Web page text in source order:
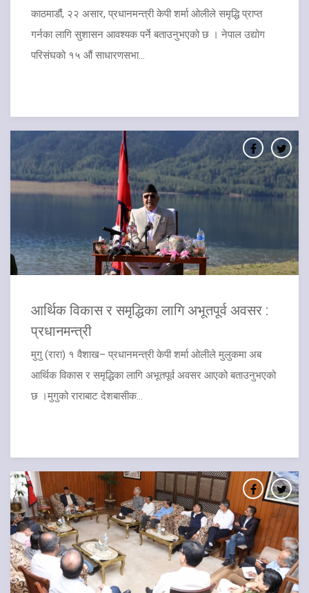
काठमाडौं, २२ असार, प्रधानमन्त्री केपी शर्मा ओलीले समृद्धि प्राप्त
गर्नका लागि सुशासन आवश्यक पर्ने बताउनुभएको छ । नेपाल उद्योग
परिसंघको १५ औं साधारणसभा...
आर्थिक विकास र समृद्धिका लागि अभूतपूर्व अवसर :
प्रधानमन्त्री
मुगु (रारा) १ वैशाख– प्रधानमन्त्री केपी शर्मा ओलीले मुलुकमा अब
आर्थिक विकास र समृद्धिका लागि अभूतपूर्व अवसर आएको बताउनुभएको
छ ।मुगुको राराबाट देशबासीक...